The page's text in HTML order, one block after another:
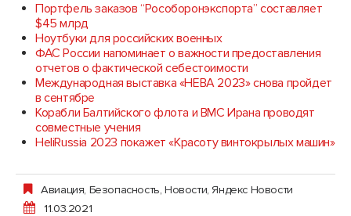
Портфель заказов “Рособоронэкспорта” составляет
$45 млрд
Ноутбуки для российских военных
ФАС России напоминает о важности предоставления
отчетов о фактической себестоимости
Международная выставка «НЕВА 2023» снова пройдет
в сентябре
Корабли Балтийского флота и ВМС Ирана проводят
совместные учения
HeliRussia 2023 покажет «Красоту винтокрылых машин»
Авиация, Безопасность,Новости, Яндекс Новости
11.03.2021